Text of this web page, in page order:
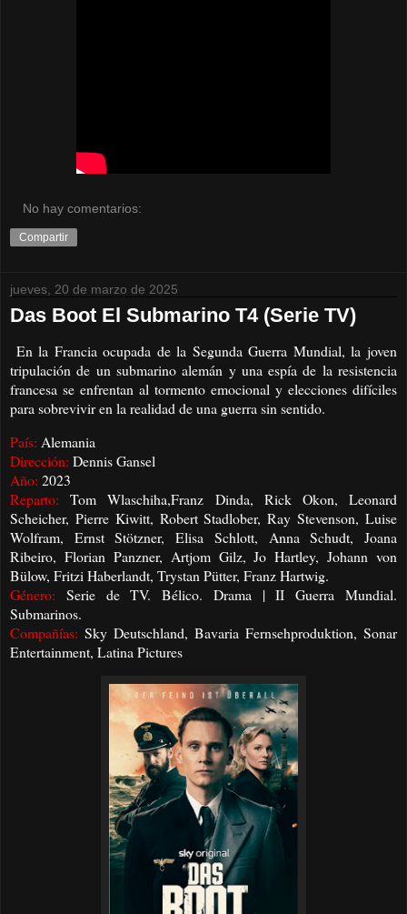
No hay comentarios:
Compartir
jueves, 20 de marzo de 2025
Das Boot El Submarino T4 (Serie TV)
En la Francia ocupada de la Segunda Guerra Mundial, la joven
tripulación de un submarino alemán y una espía de la resistencia
francesa se enfrentan al tormento emocional y elecciones difíciles
para sobrevivir en la realidad de una guerra sin sentido.
País: Alemania
Dirección: Dennis Gansel
Año: 2023
Reparto: Tom Wlaschiha,Franz Dinda, Rick Okon, Leonard
Scheicher, Pierre Kiwitt, Robert Stadlober, Ray Stevenson, Luise
Wolfram, Ernst Stötzner, Elisa Schlott, Anna Schudt, Joana
Ribeiro, Florian Panzner, Artjom Gilz, Jo Hartley, Johann von
Bülow, Fritzi Haberlandt, Trystan Pütter, Franz Hartwig.
Género: Serie de TV. Bélico. Drama | II Guerra Mundial.
Submarinos.
Compañías: Sky Deutschland, Bavaria Fernsehproduktion, Sonar
Entertainment, Latina Pictures